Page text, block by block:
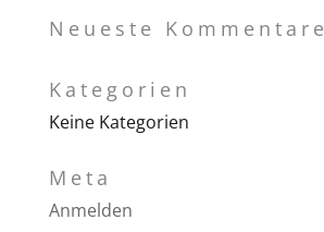
Neueste Kommentare
Kategorien
Keine Kategorien
Meta
Anmelden